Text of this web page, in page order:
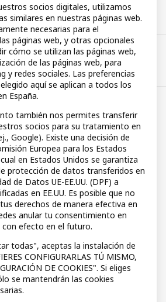
ES
2026
de cookiesTérminos y condiciones
socios digitales, utilizamos
similares en nuestras páginas web.
necesarias para el
páginas web, y otras opcionales
cómo se utilizan las páginas web,
de las páginas web, para
y redes sociales. Las preferencias
aquí se aplican a todos los
España.
también nos permites transferir
socios para su tratamiento en
Google). Existe una decisión de
Europea para los Estados
en Estados Unidos se garantiza
protección de datos transferidos en
de Datos UE-EE.UU. (DPF) a
en EE.UU. Es posible que no
derechos de manera efectiva en
anular tu consentimiento en
efecto en el futuro.
todas", aceptas la instalación de
CONFIGURARLAS TÚ MISMO,
DE COOKIES". Si eliges
se mantendrán las cookies